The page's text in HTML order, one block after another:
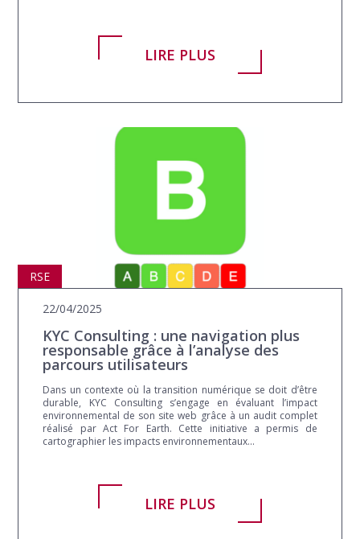
LIRE PLUS
KYC Consulting : une navigation plus
responsable grâce à l’analyse des
parcours utilisateurs
22/04/2025
RSE
Dans un contexte où la transition numérique se doit d’être
durable, KYC Consulting s’engage en évaluant l’impact
environnemental de son site web grâce à un audit complet
réalisé par Act For Earth. Cette initiative a permis de
cartographier les impacts environnementaux...
LIRE PLUS